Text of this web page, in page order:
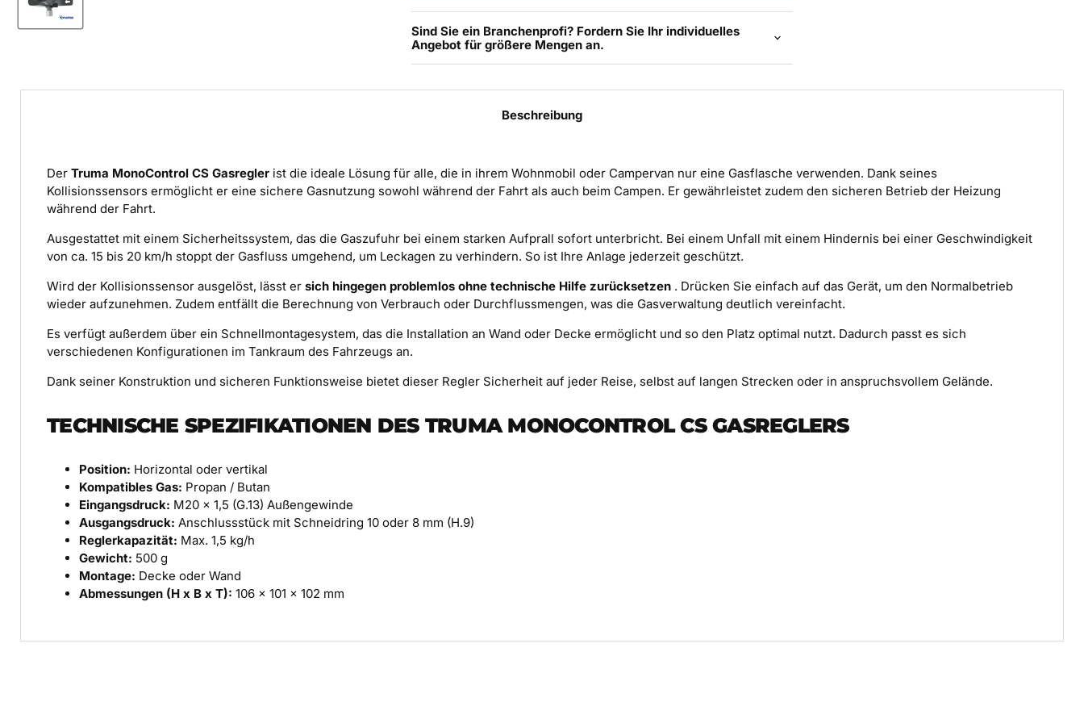
Sind Sie ein Branchenprofi? Fordern Sie Ihr individuelles
Angebot für größere Mengen an.
Beschreibung
Der Truma MonoControl CS Gasregler ist die ideale Lösung für alle, die in ihrem Wohnmobil oder Campervan nur eine Gasflasche verwenden. Dank seines
Kollisionssensors ermöglicht er eine sichere Gasnutzung sowohl während der Fahrt als auch beim Campen. Er gewährleistet zudem den sicheren Betrieb der Heizung
während der Fahrt.
Ausgestattet mit einem Sicherheitssystem, das die Gaszufuhr bei einem starken Aufprall sofort unterbricht. Bei einem Unfall mit einem Hindernis bei einer Geschwindigkeit
von ca. 15 bis 20 km/h stoppt der Gasfluss umgehend, um Leckagen zu verhindern. So ist Ihre Anlage jederzeit geschützt.
Wird der Kollisionssensor ausgelöst, lässt er sich hingegen problemlos ohne technische Hilfe zurücksetzen . Drücken Sie einfach auf das Gerät, um den Normalbetrieb
wieder aufzunehmen. Zudem entfällt die Berechnung von Verbrauch oder Durchflussmengen, was die Gasverwaltung deutlich vereinfacht.
Es verfügt außerdem über ein Schnellmontagesystem, das die Installation an Wand oder Decke ermöglicht und so den Platz optimal nutzt. Dadurch passt es sich
verschiedenen Konfigurationen im Tankraum des Fahrzeugs an.
Dank seiner Konstruktion und sicheren Funktionsweise bietet dieser Regler Sicherheit auf jeder Reise, selbst auf langen Strecken oder in anspruchsvollem Gelände.
TECHNISCHE SPEZIFIKATIONEN DES TRUMA MONOCONTROL CS GASREGLERS
Position: Horizontal oder vertikal
Kompatibles Gas: Propan / Butan
Eingangsdruck: M20 x 1,5 (G.13) Außengewinde
Ausgangsdruck: Anschlussstück mit Schneidring 10 oder 8 mm (H.9)
Reglerkapazität: Max. 1,5 kg/h
Gewicht: 500 g
Montage: Decke oder Wand
Abmessungen (H x B x T): 106 x 101 x 102 mm